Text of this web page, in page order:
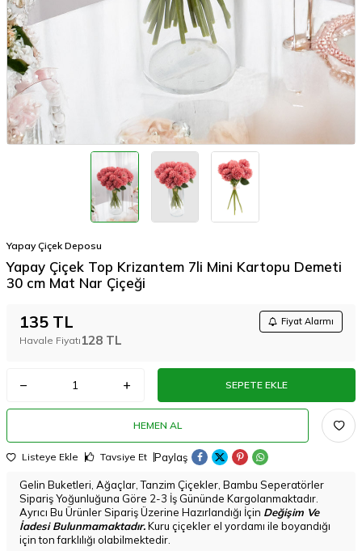
Yapay Çiçek Deposu
Yapay Çiçek Top Krizantem 7li Mini Kartopu Demeti
30 cm Mat Nar Çiçeği
135 TL Fiyat Alarmı
Havale Fiyatı 128 TL
SEPETE EKLE
HEMEN AL
Listeye Ekle Tavsiye Et Paylaş
Gelin Buketleri, Ağaçlar, Tanzim Çiçekler, Bambu Seperatörler
Sipariş Yoğunluğuna Göre 2-3 İş Gününde Kargolanmaktadır.
Ayrıcı Bu Ürünler Sipariş Üzerine Hazırlandığı İçin Değişim Ve
İadesi Bulunmamaktadır.Kuru çiçekler el yordamı ile boyandığı
için ton farklılığı olabilmektedir.